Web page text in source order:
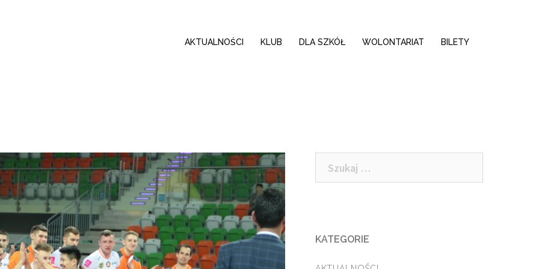
AKTUALNOŚCI KLUB DLA SZKÓŁ WOLONTARIAT BILETY
Szukaj:
KATEGORIE